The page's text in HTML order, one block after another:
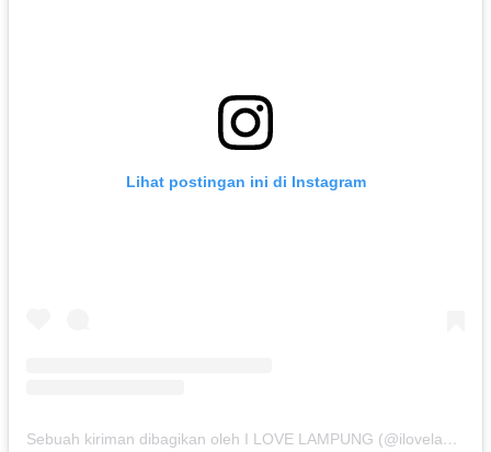
Lihat postingan ini di Instagram
Sebuah kiriman dibagikan oleh I LOVE LAMPUNG (@ilovelampung)